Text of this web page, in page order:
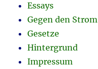
Essays
Gegen den Strom
Gesetze
Hintergrund
Impressum